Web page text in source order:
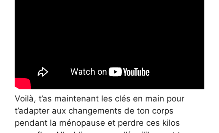
Voilà, t’as maintenant les clés en main pour
t’adapter aux changements de ton corps
pendant la ménopause et perdre ces kilos